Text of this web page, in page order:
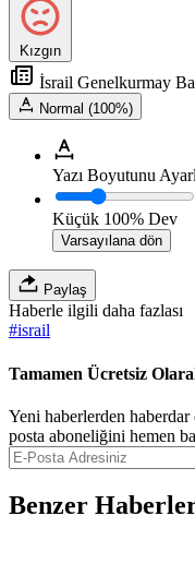
Kızgın
İsrail Genelkurmay
Normal (100%)
Yazı Boyutunu
Küçük 100% Dev
Varsayılana dön
Paylaş
Haberle ilgili daha fazlası
#israil
Tamamen Ücretsiz
Yeni haberlerden haberdar
posta aboneliğini hemen
Benzer